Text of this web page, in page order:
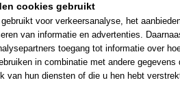
cookies gebruikt
voor verkeersanalyse, het
van informatie en advertenties.
toegang tot informatie over
in combinatie met andere
van hun diensten of die u hen hebt